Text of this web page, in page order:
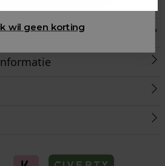
wil geen korting